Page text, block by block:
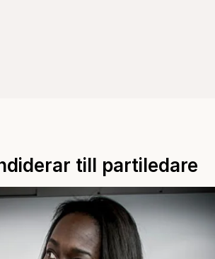
till partiledare